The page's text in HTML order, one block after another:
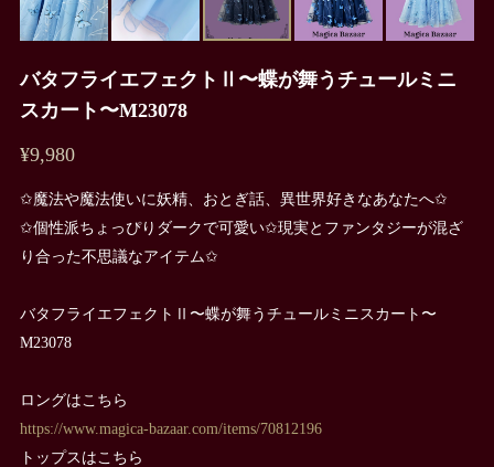
バタフライエフェクトⅡ〜蝶が舞うチュールミニ
スカート〜M23078
¥9,980
✩魔法や魔法使いに妖精、おとぎ話、異世界好きなあなたへ✩
✩個性派ちょっぴりダークで可愛い✩現実とファンタジーが混ざ
り合った不思議なアイテム✩
バタフライエフェクトⅡ〜蝶が舞うチュールミニスカート〜
M23078
ロングはこちら
https://www.magica-bazaar.com/items/70812196
トップスはこちら